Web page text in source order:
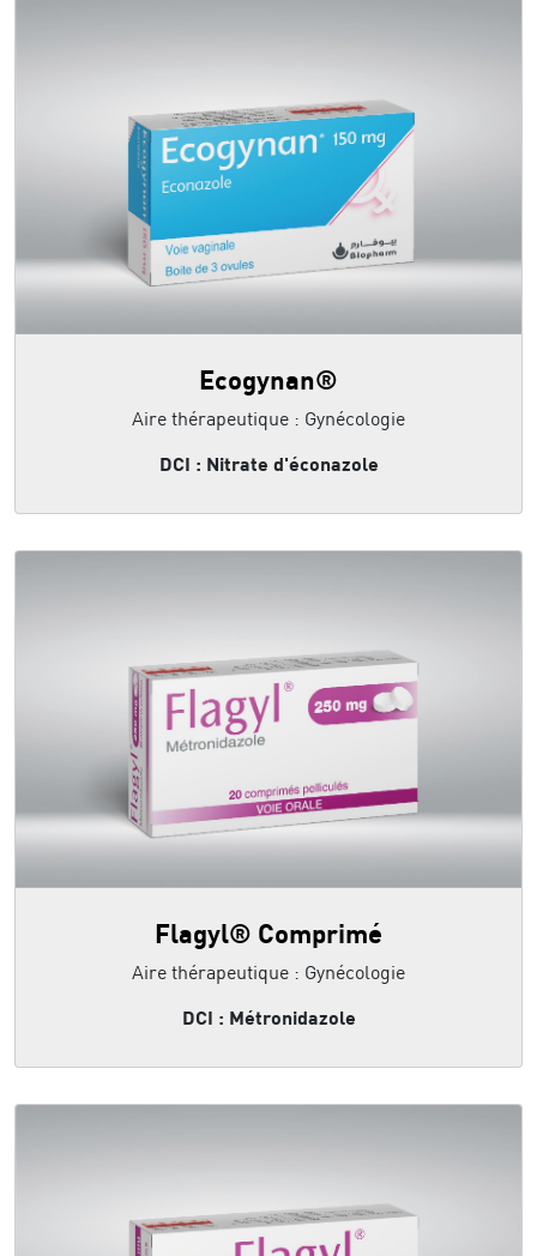
Ecogynan®
Aire thérapeutique : Gynécologie
DCI : Nitrate d'éconazole
Flagyl® Comprimé
Aire thérapeutique : Gynécologie
DCI : Métronidazole